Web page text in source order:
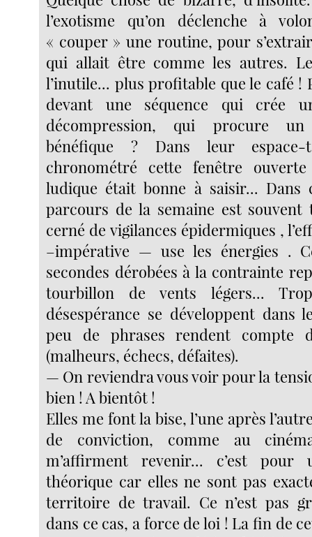
l’exotisme qu’on déclenche à
« couper » une routine, pour
qui allait être comme les autres.
l’inutile... plus profitable que le café !
devant une séquence qui crée
décompression, qui procure un
bénéfique ? Dans leur espace-
chronométré cette fenêtre
ludique était bonne à saisir... Dans
parcours de la semaine est souvent
cerné de vigilances épidermiques ,
–impérative — use les énergies .
secondes dérobées à la contrainte
tourbillon de vents légers...
désespérance se développent dans
peu de phrases rendent compte
(malheurs, échecs, défaites).
— On reviendra vous voir pour la
bien ! A bientôt !
Elles me font la bise, l’une après
de conviction, comme au
m’affirment revenir... c’est pour
théorique car elles ne sont pas
territoire de travail. Ce n’est pas
dans ce cas, a force de loi ! La fin de